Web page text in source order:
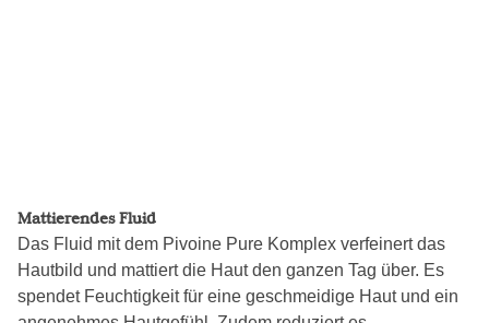
Mattierendes Fluid
Das Fluid mit dem Pivoine Pure Komplex verfeinert das
Hautbild und mattiert die Haut den ganzen Tag über. Es
spendet Feuchtigkeit für eine geschmeidige Haut und ein